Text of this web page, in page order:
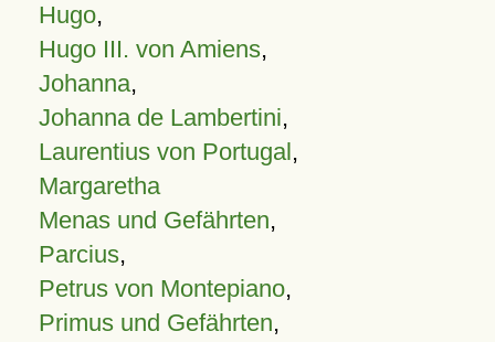
Hugo,
Hugo III. von Amiens,
Johanna,
Johanna de Lambertini,
Laurentius von Portugal,
Margaretha
Menas und Gefährten,
Parcius,
Petrus von Montepiano,
Primus und Gefährten,